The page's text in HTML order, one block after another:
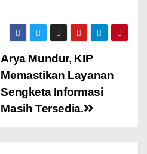
Arya Mundur, KIP
Memastikan Layanan
Sengketa Informasi
Masih Tersedia.